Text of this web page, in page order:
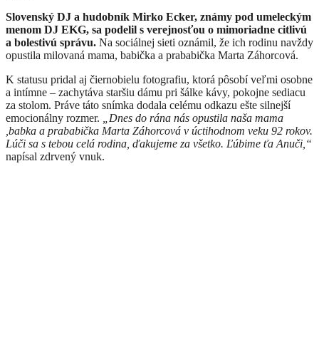
Slovenský DJ a hudobník Mirko Ecker, známy pod umeleckým
menom DJ EKG, sa podelil s verejnosťou o mimoriadne citlivú
a bolestivú správu. Na sociálnej sieti oznámil, že ich rodinu navždy
opustila milovaná mama, babička a prababička Marta Záhorcová.
K statusu pridal aj čiernobielu fotografiu, ktorá pôsobí veľmi osobne
a intímne – zachytáva staršiu dámu pri šálke kávy, pokojne sediacu
za stolom. Práve táto snímka dodala celému odkazu ešte silnejší
emocionálny rozmer.
„Dnes do rána nás opustila naša mama
,babka a prababička Marta Záhorcová v úctihodnom veku 92 rokov.
Lúči sa s tebou celá rodina, ďakujeme za všetko. Ľúbime ťa Anuči,“
napísal zdrvený vnuk.